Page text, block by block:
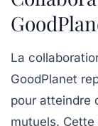
La
GoodPlanet
pour atteindre
mutuels. Cette